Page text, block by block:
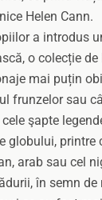
Helen Cann.
a introdus
o colecție de
mai puțin
frunzelor sau
şapte
globului, printre
arab sau cel
în semn de